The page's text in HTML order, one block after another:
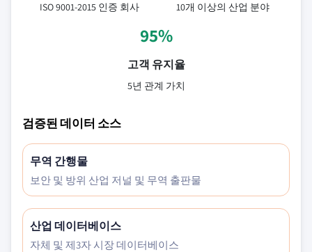
ISO 9001-2015 인증 회사 10개 이상의 산업 분야
95%
고객 유지율
5년 관계 가치
검증된 데이터 소스
무역 간행물
보안 및 방위 산업 저널 및 무역 출판물
산업 데이터베이스
자체 및 제3자 시장 데이터베이스